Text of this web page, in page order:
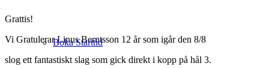
Boka Starttid
Grattis!
Vi Gratulerar Linus Berntsson 12 år som igår den 8/8
slog ett fantastiskt slag som gick direkt i kopp på hål 3.